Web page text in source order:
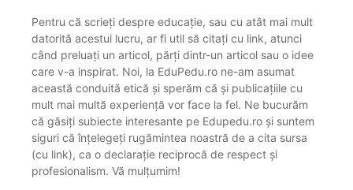
Pentru că scrieți despre educație, sau cu atât mai mult
datorită acestui lucru, ar fi util să citați cu link, atunci
când preluați un articol, părți dintr-un articol sau o idee
care v-a inspirat. Noi, la EduPedu.ro ne-am asumat
această conduită etică și sperăm că și publicațiile cu
mult mai multă experiență vor face la fel. Ne bucurăm
că găsiți subiecte interesante pe Edupedu.ro și suntem
siguri că înțelegeți rugămintea noastră de a cita sursa
(cu link), ca o declarație reciprocă de respect și
profesionalism. Vă mulțumim!